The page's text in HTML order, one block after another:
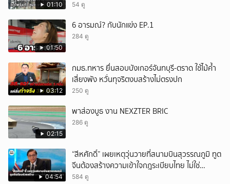
01:10 54 ดู
01:50
6 อารมณ์? กับนักแข่ง EP.1
284 ดู
03:12
กมธ.ทหาร ยื่นสอบบังเกอร์จันทบุรี-ตราด ใช้ไม้ค้ำ
เสี่ยงพัง หวั่นทุจริตงบสร้างไม่ตรงปก
250 ดู
02:15
พาส่องบูธ งาน NEXZTER BRIC
286 ดู
04:54
“สีหศักดิ์” เผยเหตุวุ่นวายที่สนามบินสุวรรณภูมิ ทูต
จีนต้องสร้างความเข้าใจกฎระเบียบไทย ไม่ใช่
ปกป้องฝ่ายจีนเพียงอย่างเดียว
584 ดู